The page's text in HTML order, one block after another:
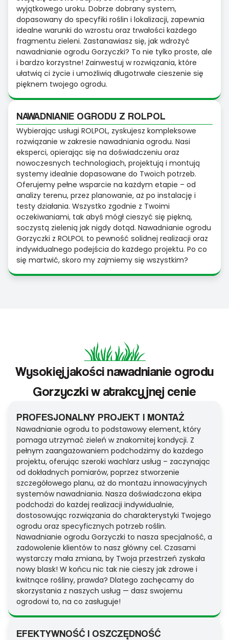
wyjątkowego uroku. Dobrze dobrany system,
dopasowany do specyfiki roślin i lokalizacji, zapewnia
idealne warunki do wzrostu oraz trwałości każdego
fragmentu zieleni. Zastanawiasz się, jak wdrożyć
nawadnianie ogrodu Gorzyczki? To nie tylko proste, ale
i bardzo korzystne! Zainwestuj w rozwiązania, które
ułatwią ci życie i umożliwią długotrwałe cieszenie się
pięknem twojego ogrodu.
NAWADNIANIE OGRODU Z ROLPOL
Wybierając usługi ROLPOL, zyskujesz kompleksowe
rozwiązanie w zakresie nawadniania ogrodu. Nasi
eksperci, opierając się na doświadczeniu oraz
nowoczesnych technologiach, projektują i montują
systemy idealnie dopasowane do Twoich potrzeb.
Oferujemy pełne wsparcie na każdym etapie – od
analizy terenu, przez planowanie, aż po instalację i
testy działania. Wszystko zgodnie z Twoimi
oczekiwaniami, tak abyś mógł cieszyć się piękną,
soczystą zielenią jak nigdy dotąd. Nawadnianie ogrodu
Gorzyczki z ROLPOL to pewność solidnej realizacji oraz
indywidualnego podejścia do każdego projektu. Po co
się martwić, skoro my zajmiemy się wszystkim?
Wysokiej jakości nawadnianie ogrodu
Gorzyczki w atrakcyjnej cenie
PROFESJONALNY PROJEKT I MONTAŻ
Nawadnianie ogrodu to podstawowy element, który
pomaga utrzymać zieleń w znakomitej kondycji. Z
pełnym zaangażowaniem podchodzimy do każdego
projektu, oferując szeroki wachlarz usług – zaczynając
od dokładnych pomiarów, poprzez stworzenie
szczegółowego planu, aż do montażu innowacyjnych
systemów nawadniania. Nasza doświadczona ekipa
podchodzi do każdej realizacji indywidualnie,
dostosowując rozwiązania do charakterystyki Twojego
ogrodu oraz specyficznych potrzeb roślin.
Nawadnianie ogrodu Gorzyczki to nasza specjalność, a
zadowolenie klientów to nasz główny cel. Czasami
wystarczy mała zmiana, by Twoja przestrzeń zyskała
nowy blask! W końcu nic tak nie cieszy jak zdrowe i
kwitnące rośliny, prawda? Dlatego zachęcamy do
skorzystania z naszych usług — dasz swojemu
ogrodowi to, na co zasługuje!
EFEKTYWNOŚĆ I OSZCZĘDNOŚĆ